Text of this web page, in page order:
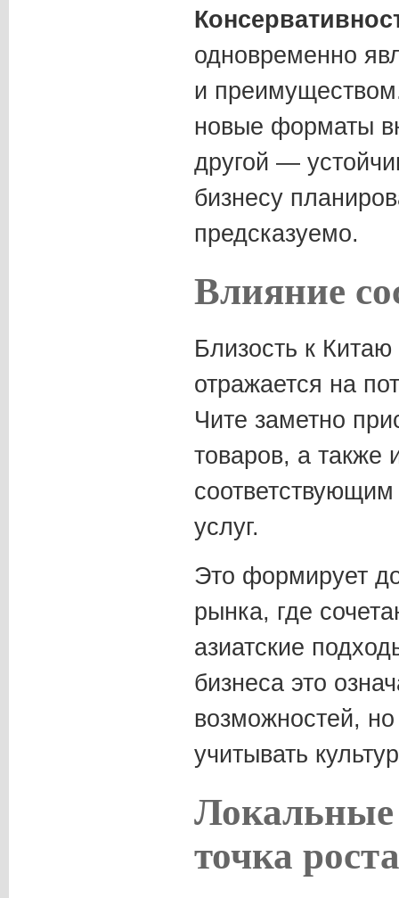
одновременно
и
новые форматы
другой —
бизнесу
предсказуемо.
Влияние
Близость к
отражается на
Чите заметно
товаров, а также
услуг.
Это формирует
рынка, где
азиатские
бизнеса это
возможностей,
учитывать
точка роста